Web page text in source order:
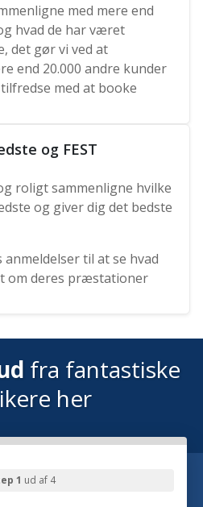
med mere end
hvad de har været
det gør vi ved at
end 20.000 andre kunder
med at booke
og FEST
roligt sammenligne hvilke
og giver dig det bedste
til at se hvad
om deres præstationer
fra fantastiske
her
1 ud af 4